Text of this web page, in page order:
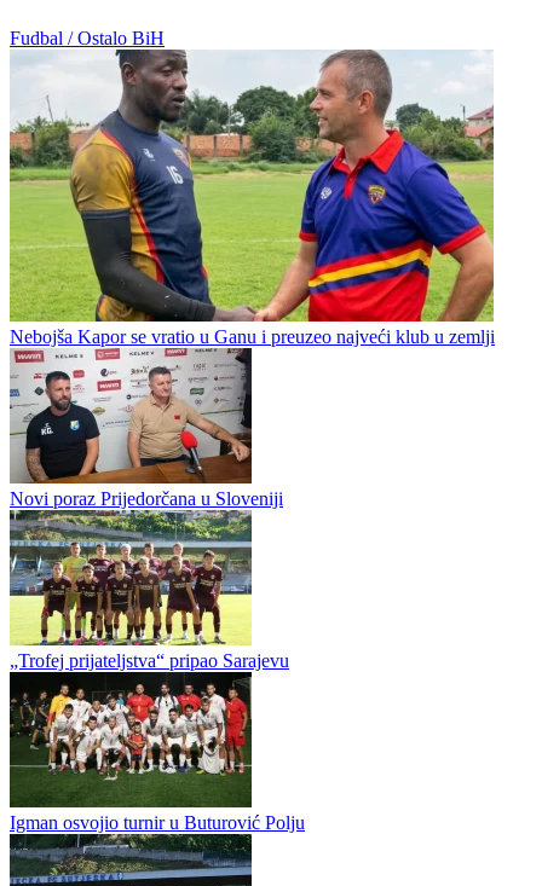
Fudbal / Ostalo BiH
Nebojša Kapor se vratio u Ganu i preuzeo najveći klub u zemlji
Novi poraz Prijedorčana u Sloveniji